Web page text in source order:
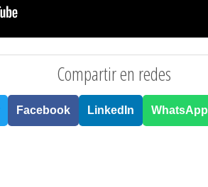
Compartir en redes
Facebook LinkedIn WhatsApp